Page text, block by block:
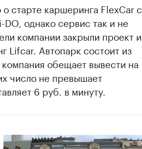
старте каршеринга FlexCar с
однако сервис так и не
компании закрыли проект и
Lifсar. Автопарк состоит из
обещает вывести на
число не превышает
6 руб. в минуту.